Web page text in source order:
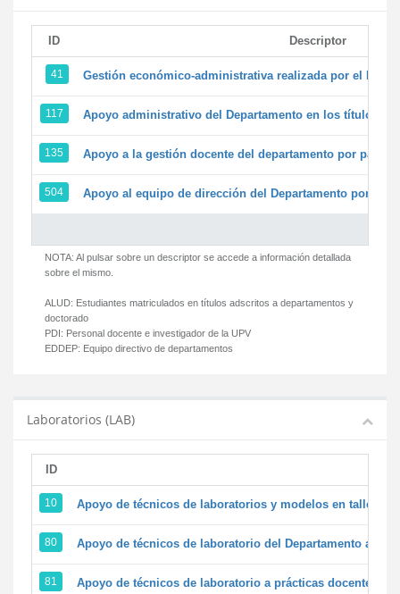
ID Descriptor
41 Gestión económico-administrativa realizada por el
117 Apoyo administrativo del Departamento en los títulos de
135 Apoyo a la gestión docente del departamento por parte
504 Apoyo al equipo de dirección del Departamento por
NOTA: Al pulsar sobre un descriptor se accede a información detallada
sobre el mismo.
ALUD: Estudiantes matriculados en títulos adscritos a departamentos y
doctorado
PDI: Personal docente e investigador de la UPV
EDDEP: Equipo directivo de departamentos
Laboratorios (LAB)
ID
10 Apoyo de técnicos de laboratorios y modelos en
80 Apoyo de técnicos de laboratorio del Departamento a la
81 Apoyo de técnicos de laboratorio a prácticas docentes y